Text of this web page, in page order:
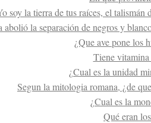
soy la tierra de tus raíces, el
abolió la separación de negros y
¿Que ave pone los
Tiene
¿Cual es la unidad
Segun la mitologia romana, ¿de
¿Cual es la
Qué eran